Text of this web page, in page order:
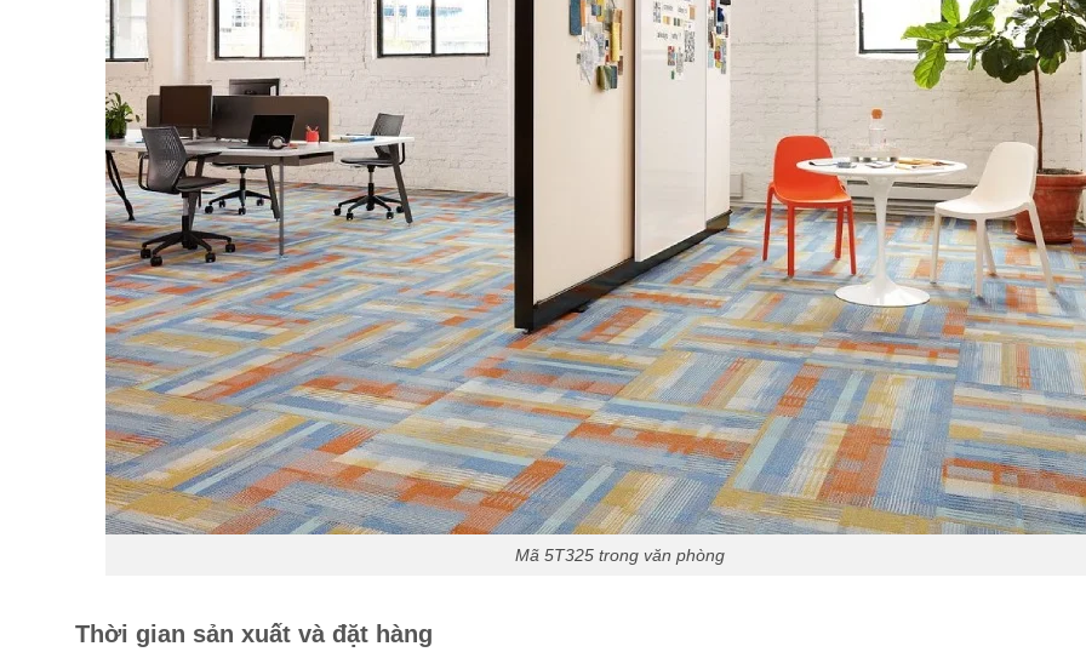
Mã 5T325 trong văn phòng
Thời gian sản xuất và đặt hàng